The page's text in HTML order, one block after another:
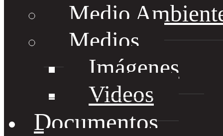
Medio
Medios
Imágenes
Videos
Documentos